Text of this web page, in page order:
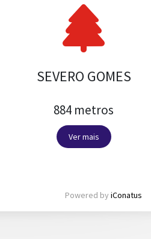
SEVERO GOMES
884 metros
Ver mais
Powered by iConatus